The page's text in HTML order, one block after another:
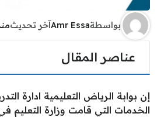
بواسطةAmr Essaآخر تحديثمنذ 3
عناصر المقال
إن بوابة الرياض التعليمية ادارة
الخدمات التي قامت وزارة التعليم